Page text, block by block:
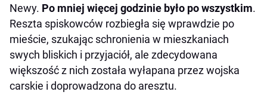
Newy. Po mniej więcej godzinie było po wszystkim.
Reszta spiskowców rozbiegła się wprawdzie po
mieście, szukając schronienia w mieszkaniach
swych bliskich i przyjaciół, ale zdecydowana
większość z nich została wyłapana przez wojska
carskie i doprowadzona do aresztu.